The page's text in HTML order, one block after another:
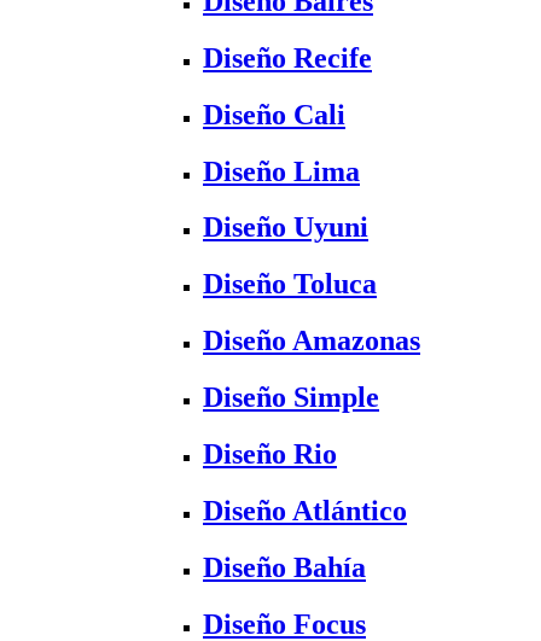
Diseño Recife
Diseño Cali
Diseño Lima
Diseño Uyuni
Diseño Toluca
Diseño Amazonas
Diseño Simple
Diseño Rio
Diseño Atlántico
Diseño Bahía
Diseño Focus